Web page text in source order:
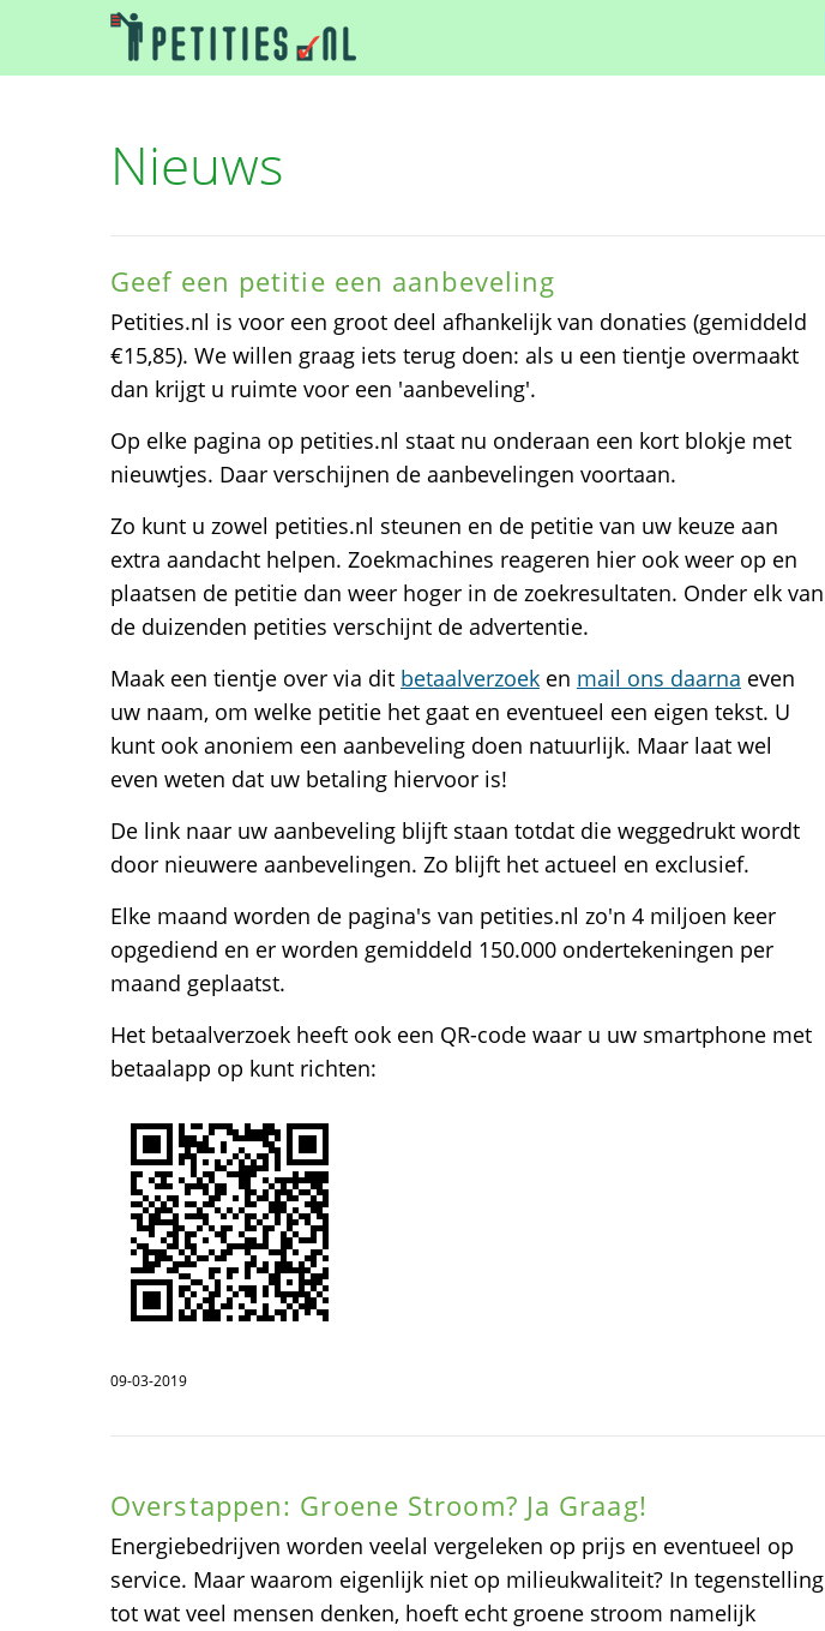
Nieuws
Geef een petitie een aanbeveling
Petities.nl is voor een groot deel afhankelijk van donaties (gemiddeld
€15,85). We willen graag iets terug doen: als u een tientje overmaakt
dan krijgt u ruimte voor een 'aanbeveling'.
Op elke pagina op petities.nl staat nu onderaan een kort blokje met
nieuwtjes. Daar verschijnen de aanbevelingen voortaan.
Zo kunt u zowel petities.nl steunen en de petitie van uw keuze aan
extra aandacht helpen. Zoekmachines reageren hier ook weer op en
plaatsen de petitie dan weer hoger in de zoekresultaten. Onder elk van
de duizenden petities verschijnt de advertentie.
Maak een tientje over via dit betaalverzoek en mail ons daarna even
uw naam, om welke petitie het gaat en eventueel een eigen tekst. U
kunt ook anoniem een aanbeveling doen natuurlijk. Maar laat wel
even weten dat uw betaling hiervoor is!
De link naar uw aanbeveling blijft staan totdat die weggedrukt wordt
door nieuwere aanbevelingen. Zo blijft het actueel en exclusief.
Elke maand worden de pagina's van petities.nl zo'n 4 miljoen keer
opgediend en er worden gemiddeld 150.000 ondertekeningen per
maand geplaatst.
Het betaalverzoek heeft ook een QR-code waar u uw smartphone met
betaalapp op kunt richten:
09-03-2019
Overstappen: Groene Stroom? Ja Graag!
Energiebedrijven worden veelal vergeleken op prijs en eventueel op
service. Maar waarom eigenlijk niet op milieukwaliteit? In tegenstelling
tot wat veel mensen denken, hoeft echt groene stroom namelijk